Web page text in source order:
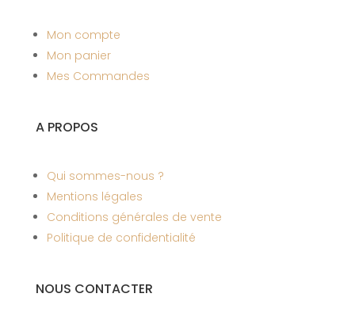
Mon compte
Mon panier
Mes Commandes
A PROPOS
Qui sommes-nous ?
Mentions légales
Conditions générales de vente
Politique de confidentialité
NOUS CONTACTER